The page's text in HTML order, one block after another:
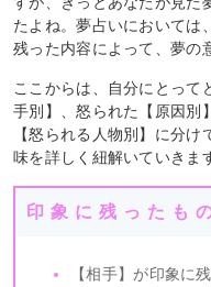
たよね。夢占いにおいては
残った内容によって、夢の
ここからは、自分にとって
手別】、怒られた【原因別
【怒られる人物別】に分
味を詳しく紐解いていきま
印象に残ったも
【相手】が印象に